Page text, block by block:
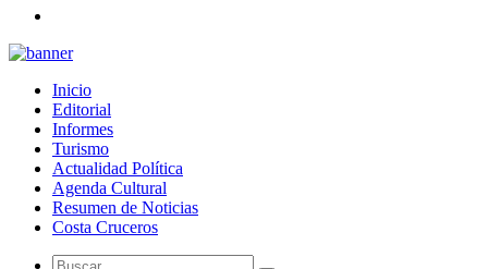
Inicio
Editorial
Informes
Turismo
Actualidad Política
Agenda Cultural
Resumen de Noticias
Costa Cruceros